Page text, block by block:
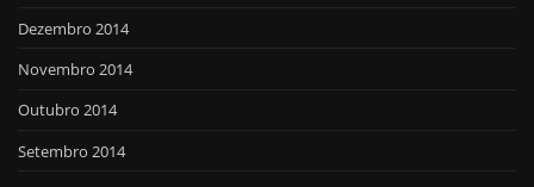
Dezembro 2014
Novembro 2014
Outubro 2014
Setembro 2014